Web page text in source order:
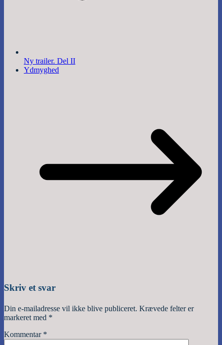
Ny trailer. Del II
Ydmyghed
Skriv et svar
Din e-mailadresse vil ikke blive publiceret. Krævede felter er
markeret med *
Kommentar *